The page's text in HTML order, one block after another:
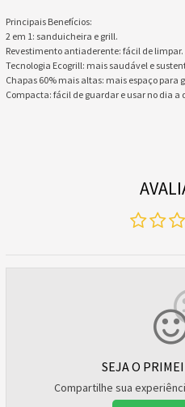
Principais Benefícios:
2 em 1: sanduicheira e grill.
Revestimento antiaderente: fácil de limpar.
Tecnologia Ecogrill: mais saudável e
Chapas 60% mais altas: mais espaço para
Compacta: fácil de guardar e usar no dia a
SEJA O
Compartilhe sua